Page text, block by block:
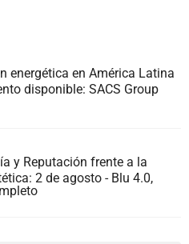
energética en América Latina
disponible: SACS Group
y Reputación frente a la
2 de agosto - Blu 4.0,